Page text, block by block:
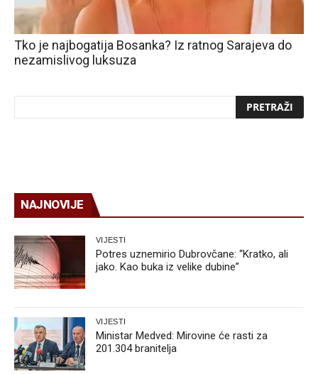
Tko je najbogatija Bosanka? Iz ratnog Sarajeva do
nezamislivog luksuza
NAJNOVIJE
VIJESTI
Potres uznemirio Dubrovčane: “Kratko, ali
jako. Kao buka iz velike dubine”
VIJESTI
Ministar Medved: Mirovine će rasti za
201.304 branitelja